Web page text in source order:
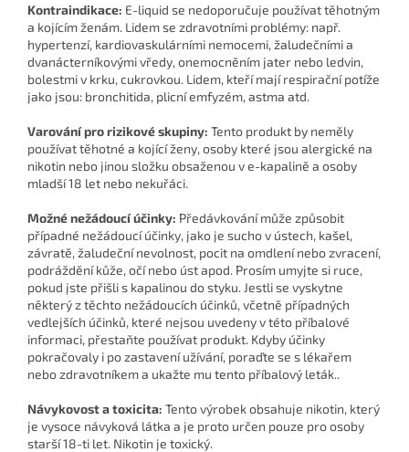
Kontraindikace: E-liquid se nedoporučuje používat těhotným
a kojícím ženám. Lidem se zdravotními problémy: např.
hypertenzí, kardiovaskulárními nemocemi, žaludečními a
dvanácterníkovými vředy, onemocněním jater nebo ledvin,
bolestmi v krku, cukrovkou. Lidem, kteří mají respirační potíže
jako jsou: bronchitida, plicní emfyzém, astma atd.
Varování pro rizikové skupiny: Tento produkt by neměly
používat těhotné a kojící ženy, osoby které jsou alergické na
nikotin nebo jinou složku obsaženou v e-kapalině a osoby
mladší 18 let nebo nekuřáci.
Možné nežádoucí účinky: Předávkování může způsobit
případné nežádoucí účinky, jako je sucho v ústech, kašel,
závratě, žaludeční nevolnost, pocit na omdlení nebo zvracení,
podráždění kůže, očí nebo úst apod. Prosím umyjte si ruce,
pokud jste přišli s kapalinou do styku. Jestli se vyskytne
některý z těchto nežádoucích účinků, včetně případných
vedlejších účinků, které nejsou uvedeny v této příbalové
informaci, přestaňte používat produkt. Kdyby účinky
pokračovaly i po zastavení užívání, poraďte se s lékařem
nebo zdravotníkem a ukažte mu tento příbalový leták..
Návykovost a toxicita: Tento výrobek obsahuje nikotin, který
je vysoce návyková látka a je proto určen pouze pro osoby
starší 18-ti let. Nikotin je toxický.